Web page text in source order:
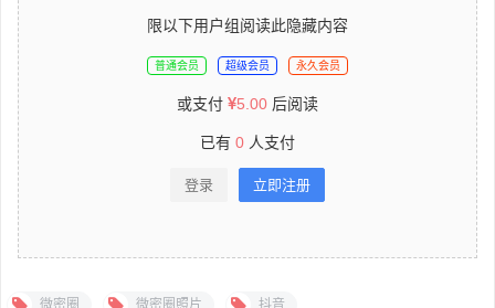
限以下用户组阅读此隐藏内容
普通会员 超级会员 永久会员
或支付 5.00 后阅读
已有 0 人支付
登录 立即注册